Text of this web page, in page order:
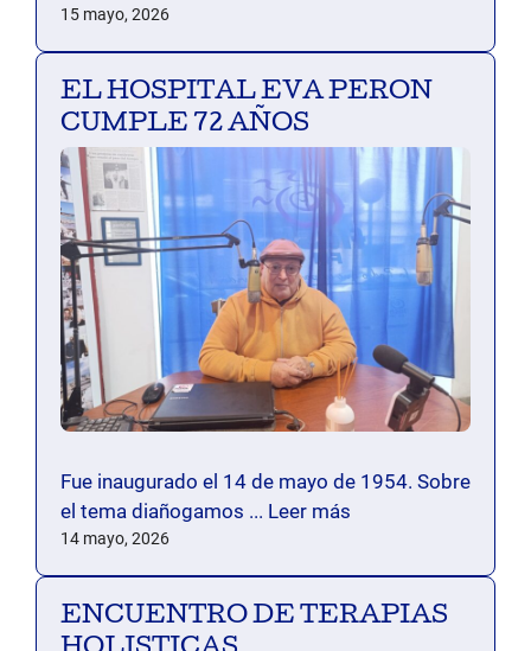
15 mayo, 2026
EL HOSPITAL EVA PERON
CUMPLE 72 AÑOS
Fue inaugurado el 14 de mayo de 1954. Sobre
el tema diañogamos ... Leer más
14 mayo, 2026
ENCUENTRO DE TERAPIAS